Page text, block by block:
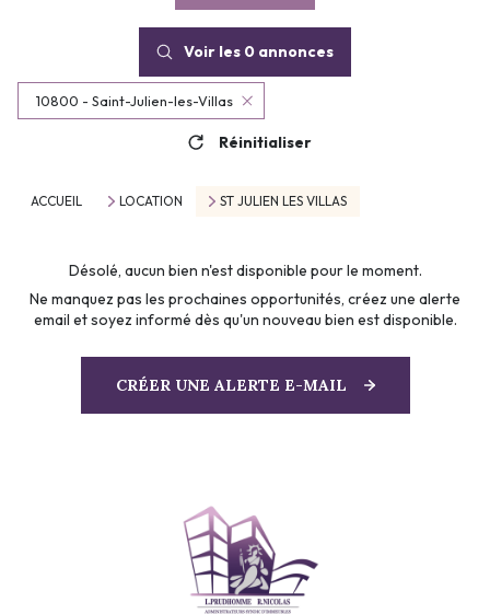
Voir les 0 annonces
10800 - Saint-Julien-les-Villas
Réinitialiser
ACCUEIL LOCATION ST JULIEN LES VILLAS
Désolé, aucun bien n'est disponible pour le moment.
Ne manquez pas les prochaines opportunités, créez une alerte
email et soyez informé dès qu'un nouveau bien est disponible.
CRÉER UNE ALERTE E-MAIL